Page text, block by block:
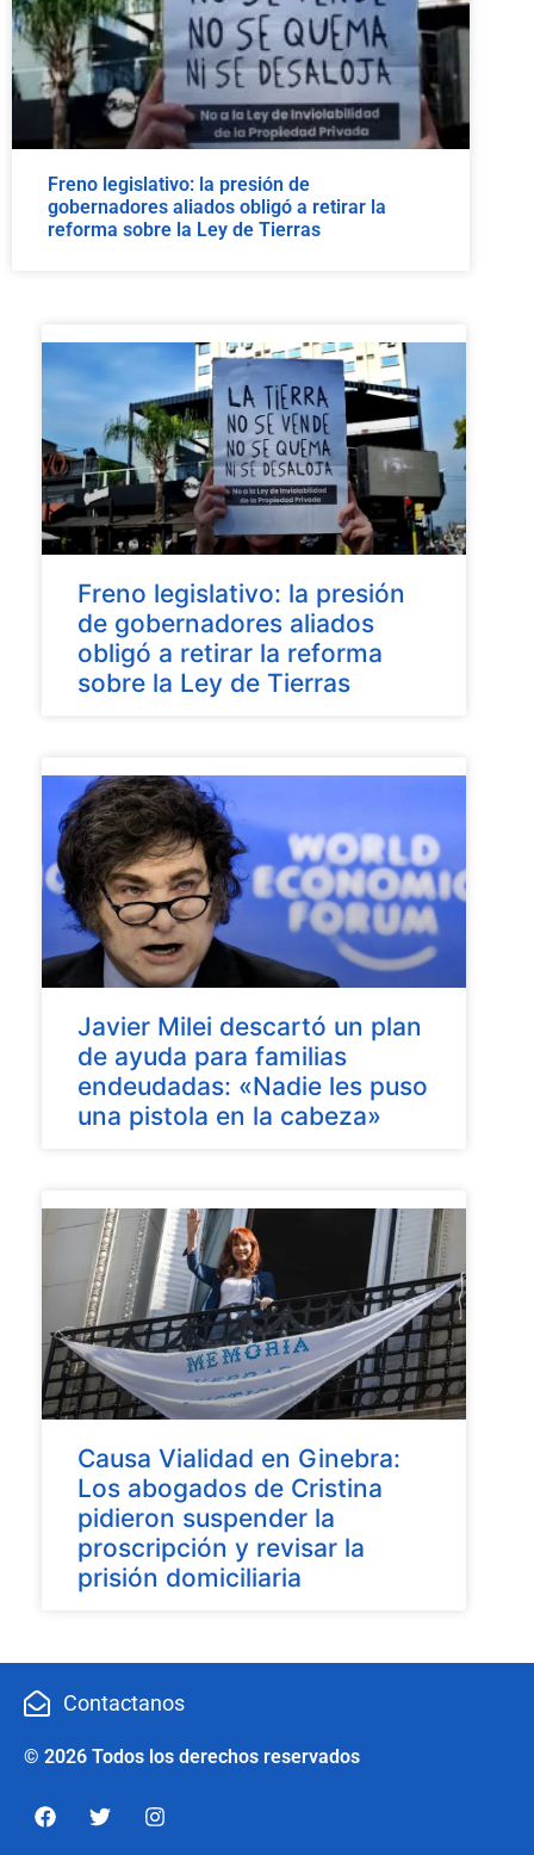
Freno legislativo: la presión de
gobernadores aliados obligó a retirar la
reforma sobre la Ley de Tierras
Freno legislativo: la presión
de gobernadores aliados
obligó a retirar la reforma
sobre la Ley de Tierras
Javier Milei descartó un plan
de ayuda para familias
endeudadas: «Nadie les puso
una pistola en la cabeza»
Causa Vialidad en Ginebra:
Los abogados de Cristina
pidieron suspender la
proscripción y revisar la
prisión domiciliaria
Contactanos
© 2026 Todos los derechos reservados